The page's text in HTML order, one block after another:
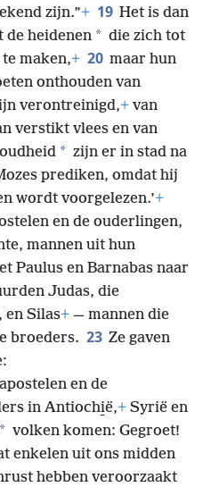
zijn.”+ 19 Het is dan
de heidenen * die zich tot
maken,+ 20 maar hun
onthouden van
verontreinigd,+ van
verstikt vlees en van
* zijn er in stad na
prediken, omdat hij
wordt voorgelezen.’+
en de ouderlingen,
mannen uit hun
Paulus en Barnabas naar
Judas, die
en Silas+ — mannen die
broeders. 23 Ze gaven
en de
in Antiochi̱ë,+ Syrië en
* volken komen: Gegroet!
enkelen uit ons midden
hebben veroorzaakt